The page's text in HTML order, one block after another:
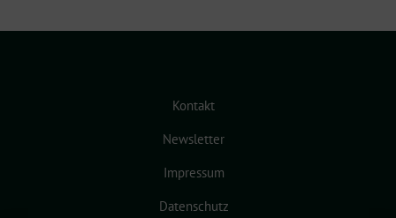
Kontakt
Newsletter
Impressum
Datenschutz